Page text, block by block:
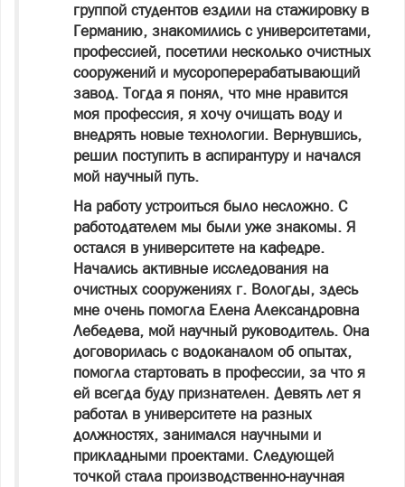
группой студентов ездили на стажировку в
Германию, знакомились с университетами,
профессией, посетили несколько очистных
сооружений и мусороперерабатывающий
завод. Тогда я понял, что мне нравится
моя профессия, я хочу очищать воду и
внедрять новые технологии. Вернувшись,
решил поступить в аспирантуру и начался
мой научный путь.
На работу устроиться было несложно. С
работодателем мы были уже знакомы. Я
остался в университете на кафедре.
Начались активные исследования на
очистных сооружениях г. Вологды, здесь
мне очень помогла Елена Александровна
Лебедева, мой научный руководитель. Она
договорилась с водоканалом об опытах,
помогла стартовать в профессии, за что я
ей всегда буду признателен. Девять лет я
работал в университете на разных
должностях, занимался научными и
прикладными проектами. Следующей
точкой стала производственно-научная